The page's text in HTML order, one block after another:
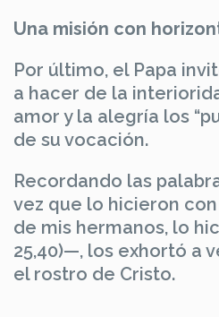
Una misión con
Por último, el Papa
a hacer de la
amor y la alegría los
de su vocación.
Recordando las
vez que lo hicieron
de mis hermanos, lo
25,40)—, los exhortó a
el rostro de Cristo.